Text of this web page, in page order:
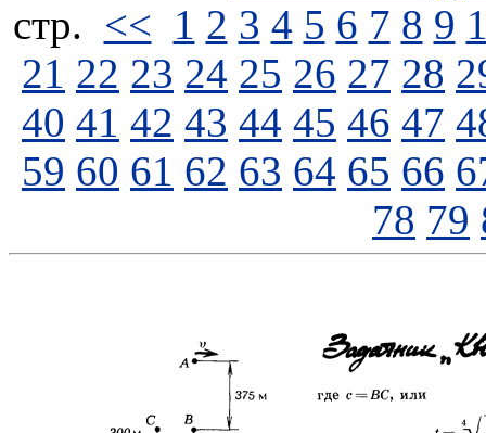
стp. << 1 2 3 4 5 6 7 8 9
21 22 23 24 25 26 27 28
40 41 42 43 44 45 46 47
59 60 61 62 63 64 65 66
78 79